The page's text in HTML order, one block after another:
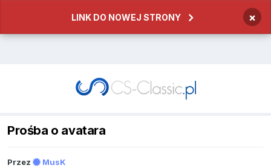
LINK DO NOWEJ STRONY ×
Prośba o avatara
Przez
MusK